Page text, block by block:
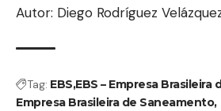
Autor: Diego Rodríguez
Tag: EBS EBS – Empresa
Empresa Brasileira de Saneamento